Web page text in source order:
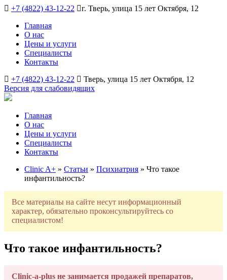
+7 (4822) 43-12-22
г. Тверь, улица 15 лет Октября, 12
Главная
О нас
Цены и услуги
Специалисты
Контакты
+7 (4822) 43-12-22
Тверь, улица 15 лет Октября, 12
Версия для слабовидящих
Главная
О нас
Цены и услуги
Специалисты
Контакты
Clinic A+ » Статьи » Психиатрия » Что такое
инфантильность?
Все материалы на сайте несут информационный
характер, обязательно проконсультируйтесь со
специалистом!
Что такое инфантильность?
Clinic-a-plus не занимается продажей препаратов,